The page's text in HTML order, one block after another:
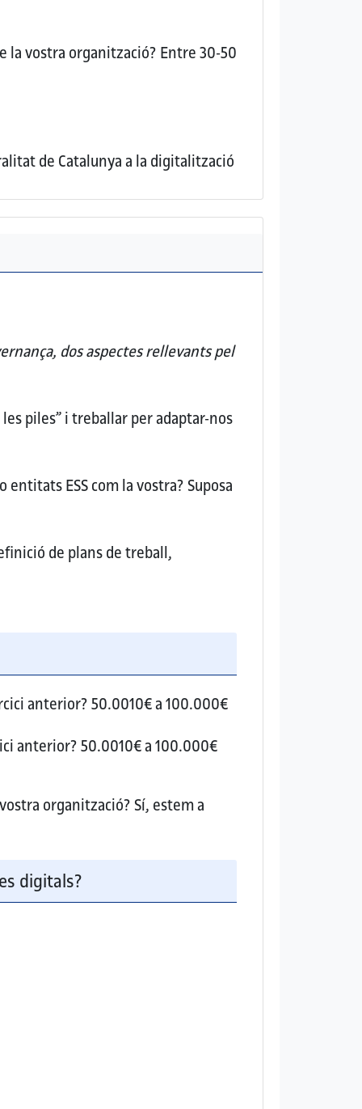
la vostra organització? Entre 30-50
de Catalunya a la digitalització
dos aspectes rellevants pel
piles” i treballar per adaptar-nos
ESS com la vostra? Suposa
de plans de treball,
anterior?50.0010€ a 100.000€
anterior?50.0010€ a 100.000€
organització? Sí, estem a
digitals?